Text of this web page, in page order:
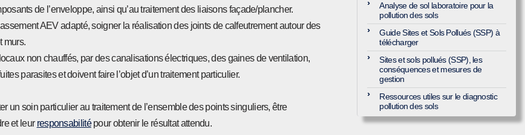
de l’enveloppe, ainsi qu’au traitement des liaisons façade/plancher.
AEV adapté, soigner la réalisation des joints de calfeutrement autour des
murs.
non chauffés, par des canalisations électriques, des gaines de ventilation,
parasites et doivent faire l’objet d’un traitement particulier.
un soin particulier au traitement de l’ensemble des points singuliers, être
et leur responsabilitépour obtenir le résultat attendu.
Analyse de sol laboratoire pour la
pollution des sols
Guide Sites et Sols Pollués (SSP) à
télécharger
Sites et sols pollués (SSP), les
conséquences et mesures de
gestion
Ressources utiles sur le diagnostic
pollution des sols